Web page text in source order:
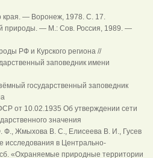
края. — Воронеж, 1978. С. 17.
природы. — М.: Сов. Россия, 1989. —
РФ и Курского региона //
заповедник имени
государственный заповедник
от 10.02.1935 Об утверждении сети
значения
Ф., Жмыхова В. С., Елисеева В. И., Гусев
исследования в Центрально-
«Охраняемые природные территории